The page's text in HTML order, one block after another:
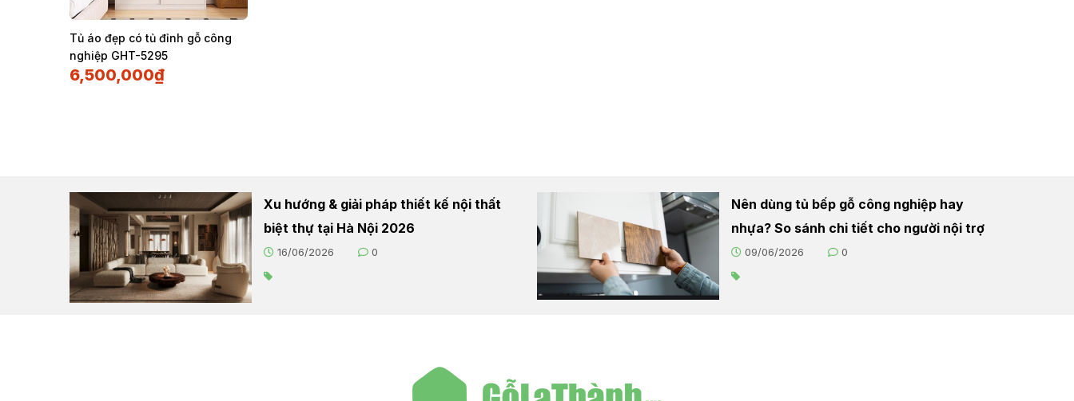
Tủ áo đẹp có tủ đỉnh gỗ công
nghiệp GHT-5295
6,500,000₫
Xu hướng & giải pháp thiết kế nội thất
biệt thự tại Hà Nội 2026
16/06/2026 0
Nên dùng tủ bếp gỗ công nghiệp hay
nhựa? So sánh chi tiết cho người nội trợ
09/06/2026 0